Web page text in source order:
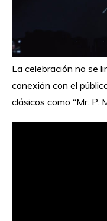
La celebración no se
conexión con el
clásicos como “Mr. P.